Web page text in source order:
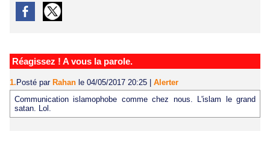
Réagissez ! A vous la parole.
1. Posté par Rahan le 04/05/2017 20:25
Alerter
Communication islamophobe comme chez nous. L'islam le grand
satan. Lol.